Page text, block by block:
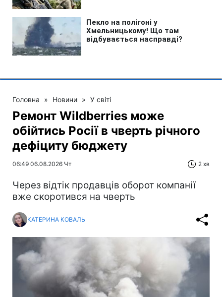
Головна » Новини » У світі
Ремонт Wildberries може
обійтись Росії в чверть річного
дефіциту бюджету
06:49 06.08.2026 Чт 2 хв
Через відтік продавців оборот компанії
вже скоротився на чверть
КАТЕРИНА КОВАЛЬ